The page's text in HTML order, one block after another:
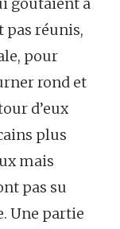
pas réunis,
pour
rond et
d’eux
plus
mais
pas su
Une partie